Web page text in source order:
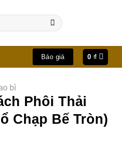
Báo giá 0 ₫
bì
Phôi Thải
Chạp Bế Tròn)